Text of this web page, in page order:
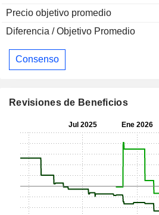
Precio objetivo promedio
Diferencia / Objetivo Promedio
Consenso
Revisiones de Beneficios